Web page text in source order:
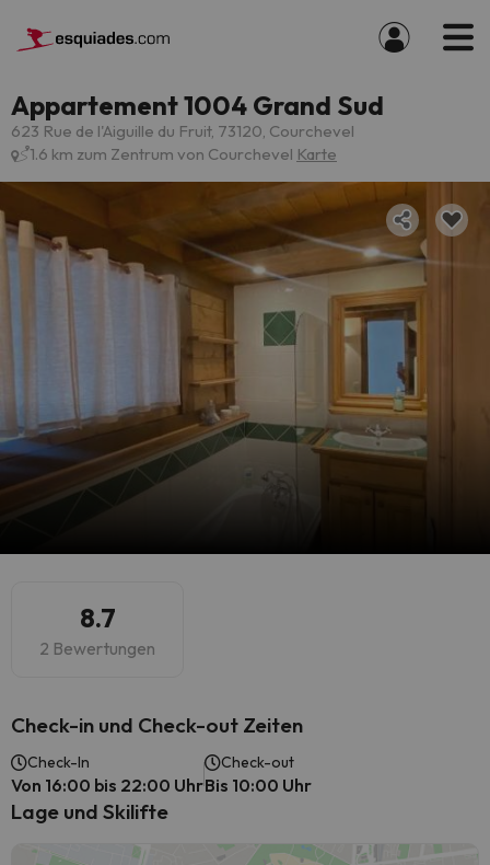
Appartement 1004 Grand Sud
623 Rue de l'Aiguille du Fruit, 73120, Courchevel
1.6 km zum Zentrum von Courchevel Karte
8.7
2 Bewertungen
Check-in und Check-out Zeiten
Check-In
Von 16:00 bis 22:00 Uhr
Check-out
Bis 10:00 Uhr
Lage und Skilifte